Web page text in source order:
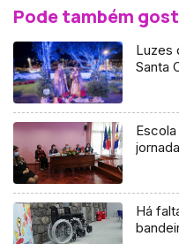
Pode também
Luzes
Santa
Há